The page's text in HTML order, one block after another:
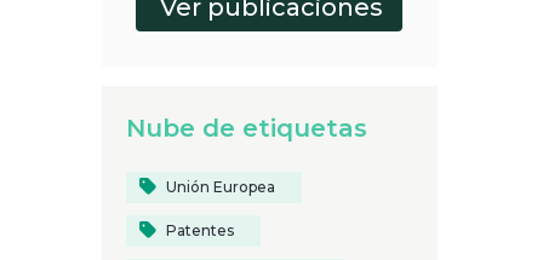
Nube de etiquetas
Unión Europea
Patentes